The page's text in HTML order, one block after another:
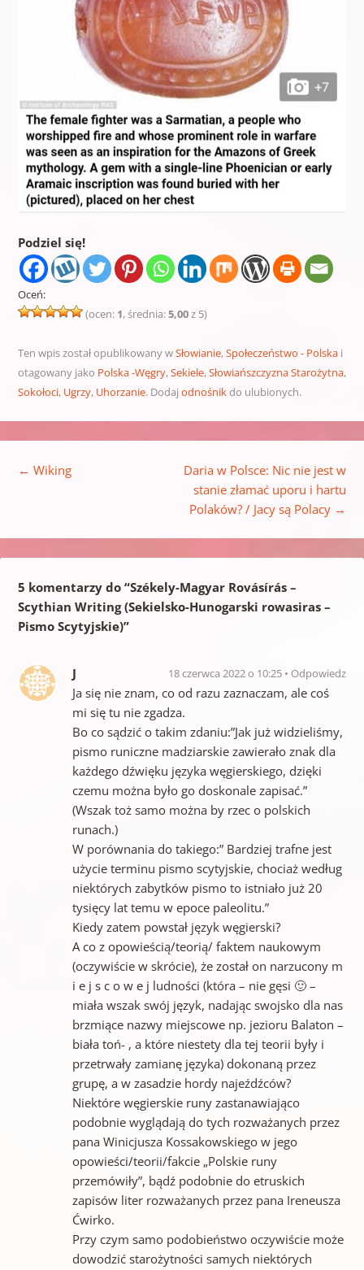
Podziel się!
Oceń:
(ocen: 1, średnia:5,00z 5)
Ten wpis został opublikowany wSłowianie,Społeczeństwo - Polskai
otagowany jako Polska -Węgry,Sekiele,Słowiańszczyzna Starożytna,
Sokołoci, Ugrzy, Uhorzanie. Dodaj odnośnikdo ulubionych.
← Wiking
Daria w Polsce: Nic nie jest w
stanie złamać uporu i hartu
Polaków? / Jacy są Polacy →
5 komentarzy do “Székely-Magyar Rovásírás –
Scythian Writing (Sekielsko-Hunogarski rowasiras –
Pismo Scytyjskie)”
J 18 czerwca 2022 o 10:25 Odpowiedz
Ja się nie znam, co od razu zaznaczam, ale coś
mi się tu nie zgadza.
Bo co sądzić o takim zdaniu:”Jak już widzieliśmy,
pismo runiczne madziarskie zawierało znak dla
każdego dźwięku języka węgierskiego, dzięki
czemu można było go doskonale zapisać.”
(Wszak toż samo można by rzec o polskich
runach.)
W porównania do takiego:” Bardziej trafne jest
użycie terminu pismo scytyjskie, chociaż według
niektórych zabytków pismo to istniało już 20
tysięcy lat temu w epoce paleolitu.”
Kiedy zatem powstał język węgierski?
A co z opowieścią/teorią/ faktem naukowym
(oczywiście w skrócie), że został on narzucony m
i e j s c o w e j ludności (która – nie gęsi 🙂 –
miała wszak swój język, nadając swojsko dla nas
brzmiące nazwy miejscowe np. jezioru Balaton –
biała toń- , a które niestety dla tej teorii były i
przetrwały zamianę języka) dokonaną przez
grupę, a w zasadzie hordy najeźdźców?
Niektóre węgierskie runy zastanawiająco
podobnie wyglądają do tych rozważanych przez
pana Winicjusza Kossakowskiego w jego
opowieści/teorii/fakcie „Polskie runy
przemówiły”, bądź podobnie do etruskich
zapisów liter rozważanych przez pana Ireneusza
Ćwirko.
Przy czym samo podobieństwo oczywiście może
dowodzić starożytności samych niektórych